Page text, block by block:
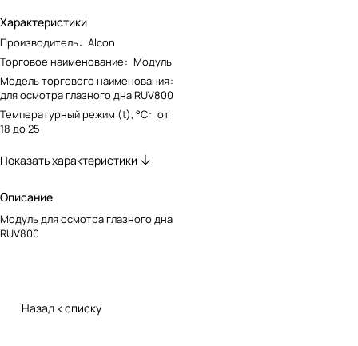
Характеристики
Производитель: Alcon
Торговое наименование: Модуль
Модель торгового наименования:
для осмотра глазного дна RUV800
Температурный режим (t), °С: от
18 до 25
Показать характеристики
Описание
Модуль для осмотра глазного дна
RUV800
Назад к списку